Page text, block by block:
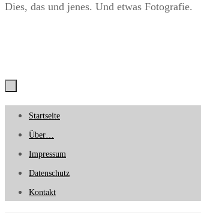
Dies, das und jenes. Und etwas Fotografie.
Zum
Inhalt
springen
Startseite
Über…
Impressum
Datenschutz
Kontakt